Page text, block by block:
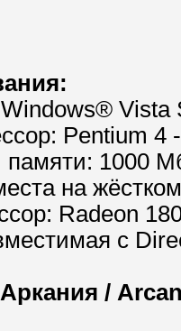
Vista
Pentium 4
памяти: 1000
на
Radeon
с
/